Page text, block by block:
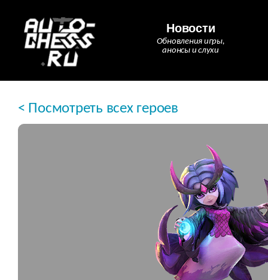
Новости
Обновления игры,
анонсы и слухи
< Посмотреть всех героев